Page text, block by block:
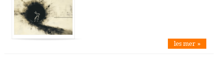
les mer »